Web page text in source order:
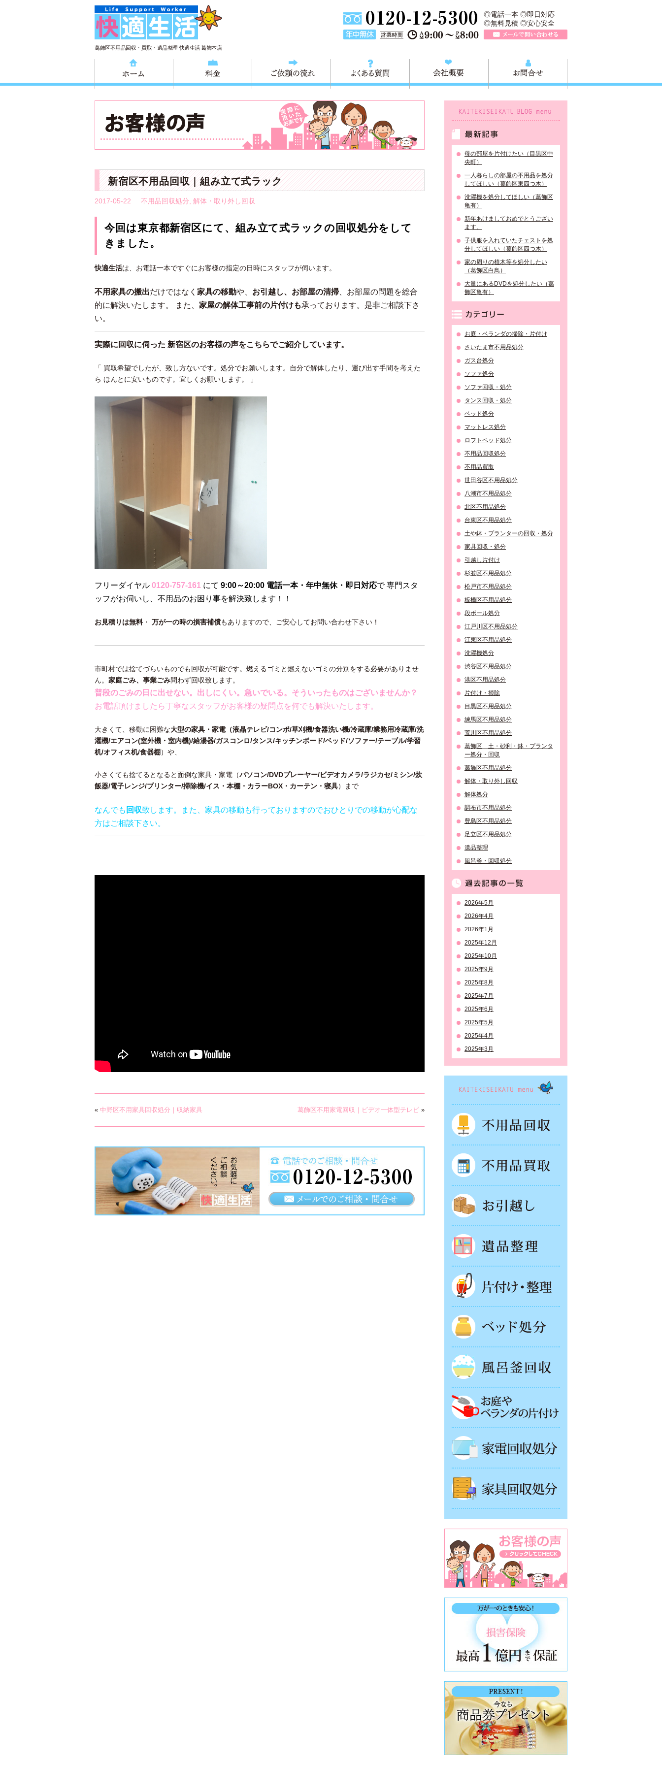
葛飾区不用品回収・買取・遺品整理 快適生活 葛飾本店
TEL 0120-757-161（年中無休）営業時間AM9:00～
◎電話一本 ◎即日対応
◎無料見積 ◎安心安全
ご依頼の流れ よくある質問
新宿区不用品回収｜組み立て式ラック
2017-05-22 不用品回収処分 解体・取り外し回収
今回は東京都新宿区にて、組み立て式ラックの回収処分をして
きました。
快適生活は、お電話一本ですぐにお客様の指定の日時にスタッフが伺います。
不用家具の搬出だけではなく 家具の移動や、 お引越し、お部屋の清掃 、お部屋の問題を総合
的に解決いたします。 また、 家屋の解体工事前の片付けも承っております。是非ご相談下さ
い。
実際に回収に伺った 新宿区のお客様の声をこちらでご紹介しています。
「 買取希望でしたが、致し方ないです。処分でお願いします。自分で解体したり、運び出す手間を考えた
ら ほんとに安いものです。宜しくお願いします。 」
フリーダイヤル 0120-757-161 にて 9:00～20:00 電話一本・年中無休・即日対応で 専門スタ
ッフがお伺いし、不用品のお困り事を解決致します！！
お見積りは無料・ 万が一の時の損害補償もありますので、ご安心してお問い合わせ下さい！
市町村では捨てづらいものでも回収が可能です。燃えるゴミと燃えないゴミの分別をする必要がありませ
ん。 家庭ごみ、事業ごみ問わず回収致します。
普段のごみの日に出せない。出しにくい。急いでいる。そういったものはございませんか？
お電話頂けましたら丁寧なスタッフがお客様の疑問点を何でも解決いたします。
大きくて、移動に困難な大型の家具・家電（液晶テレビ/コンポ/草刈機/食器洗い機/冷蔵庫/業務用冷蔵庫/洗
濯機/エアコン(室外機・室内機)/給湯器/ガスコンロ/タンス/キッチンボード/ベッド/ソファー/テーブル/学習
机/オフィス机/食器棚 ）や、
小さくても捨てるとなると面倒な家具・家電（パソコン/DVDプレーヤー/ビデオカメラ/ラジカセ/ミシン/炊
飯器/電子レンジ/プリンター/掃除機/イス・本棚・カラーBOX・カーテン・寝具）まで
なんでも 回収致します。また、家具の移動も行っておりますのでおひとりでの移動が心配な
方はご相談下さい。
« 中野区不用家具回収処分｜収納家具 葛飾区不用家電回収｜ビデオ一体型テレビ »
母の部屋を片付けたい（目黒区中
央町）
一人暮らしの部屋の不用品を処分
してほしい（葛飾区東四つ木）
洗濯機を処分してほしい（葛飾区
亀有）
新年あけましておめでとうござい
ます。
子供服を入れていたチェストを処
分してほしい（葛飾区四つ木）
家の周りの植木等を処分したい
（葛飾区白鳥）
大量にあるDVDを処分したい（葛
飾区亀有）
お庭・ベランダの掃除・片付け
さいたま市不用品処分
ガス台処分
ソファ処分
ソファ回収・処分
タンス回収・処分
ベッド処分
マットレス処分
ロフトベッド処分
不用品回収処分
不用品買取
世田谷区不用品処分
八潮市不用品処分
北区不用品処分
台東区不用品処分
土や鉢・プランターの回収・処分
家具回収・処分
引越し片付け
杉並区不用品処分
松戸市不用品処分
板橋区不用品処分
段ボール処分
江戸川区不用品処分
江東区不用品処分
洗濯機処分
渋谷区不用品処分
港区不用品処分
片付け・掃除
目黒区不用品処分
練馬区不用品処分
荒川区不用品処分
葛飾区 土・砂利・鉢・プランタ
ー処分・回収
葛飾区不用品処分
解体・取り外し回収
解体処分
調布市不用品処分
豊島区不用品処分
足立区不用品処分
遺品整理
風呂釜・回収処分
2026年5月
2026年4月
2026年1月
2025年12月
2025年10月
2025年9月
2025年8月
2025年7月
2025年6月
2025年5月
2025年4月
2025年3月